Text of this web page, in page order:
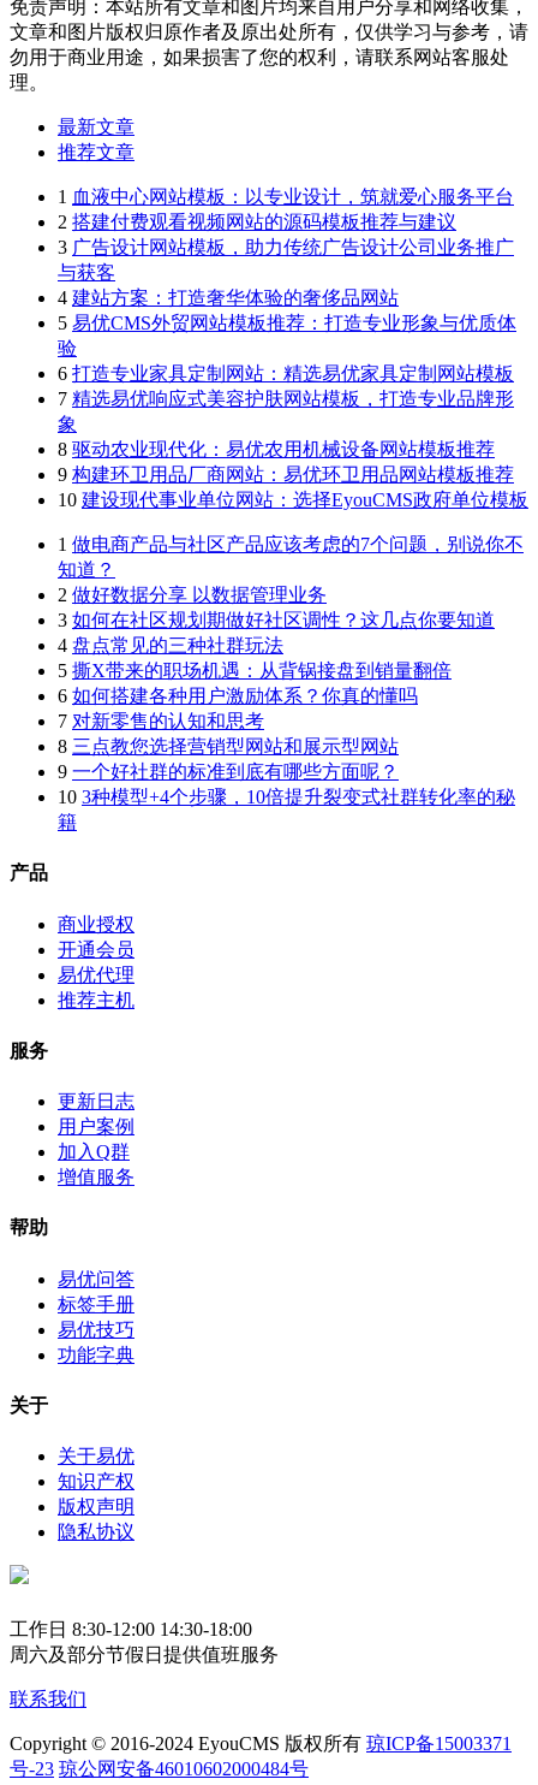
免责声明：本站所有文章和图片均来自用户分享和网络收集，
文章和图片版权归原作者及原出处所有，仅供学习与参考，请
勿用于商业用途，如果损害了您的权利，请联系网站客服处
理。
最新文章
推荐文章
1 血液中心网站模板：以专业设计，筑就爱心服务平台
2 搭建付费观看视频网站的源码模板推荐与建议
3 广告设计网站模板，助力传统广告设计公司业务推广
与获客
4 建站方案：打造奢华体验的奢侈品网站
5 易优CMS外贸网站模板推荐：打造专业形象与优质体
验
6 打造专业家具定制网站：精选易优家具定制网站模板
7 精选易优响应式美容护肤网站模板，打造专业品牌形
象
8 驱动农业现代化：易优农用机械设备网站模板推荐
9 构建环卫用品厂商网站：易优环卫用品网站模板推荐
10 建设现代事业单位网站：选择EyouCMS政府单位模板
1 做电商产品与社区产品应该考虑的7个问题，别说你不
知道？
2 做好数据分享 以数据管理业务
3 如何在社区规划期做好社区调性？这几点你要知道
4 盘点常见的三种社群玩法
5 撕X带来的职场机遇：从背锅接盘到销量翻倍
6 如何搭建各种用户激励体系？你真的懂吗
7 对新零售的认知和思考
8 三点教您选择营销型网站和展示型网站
9 一个好社群的标准到底有哪些方面呢？
10 3种模型+4个步骤，10倍提升裂变式社群转化率的秘
籍
产品
商业授权
开通会员
易优代理
推荐主机
服务
更新日志
用户案例
加入Q群
增值服务
帮助
易优问答
标签手册
易优技巧
功能字典
关于
关于易优
知识产权
版权声明
隐私协议
工作日 8:30-12:00 14:30-18:00
周六及部分节假日提供值班服务
联系我们
Copyright © 2016-2024 EyouCMS 版权所有 琼ICP备15003371
号-23 琼公网安备46010602000484号